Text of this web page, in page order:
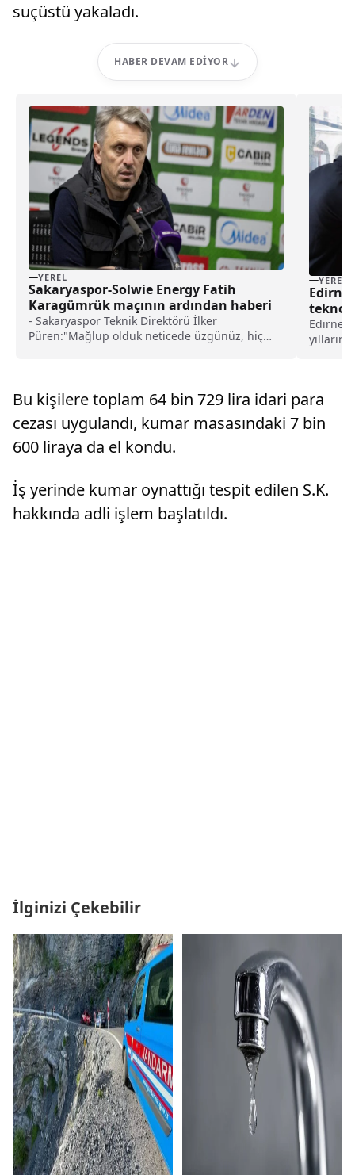
suçüstü yakaladı.
HABER DEVAM EDIYOR
YEREL
Sakaryaspor-Solwie Energy Fatih
Karagümrük maçının ardından haberi
- ⁠Sakaryaspor Teknik Direktörü İlker
Püren:"Mağlup olduk neticede üzgünüz, hiç
Karagümrük Teknik Direktörü Orhan Ak:"Nasıl
başladığınız değil nasıl bitirdiğiniz önemli.
Çünkü oyunun kaderini başladığınız oyuncular
değil, sonradan giren oyuncular belirliyor"
YEREL
Bu kişilere toplam 64 bin 729 lira idari para
cezası uygulandı, kumar masasındaki 7 bin
600 liraya da el kondu.
İş yerinde kumar oynattığı tespit edilen S.K.
hakkında adli işlem başlatıldı.
İlginizi Çekebilir